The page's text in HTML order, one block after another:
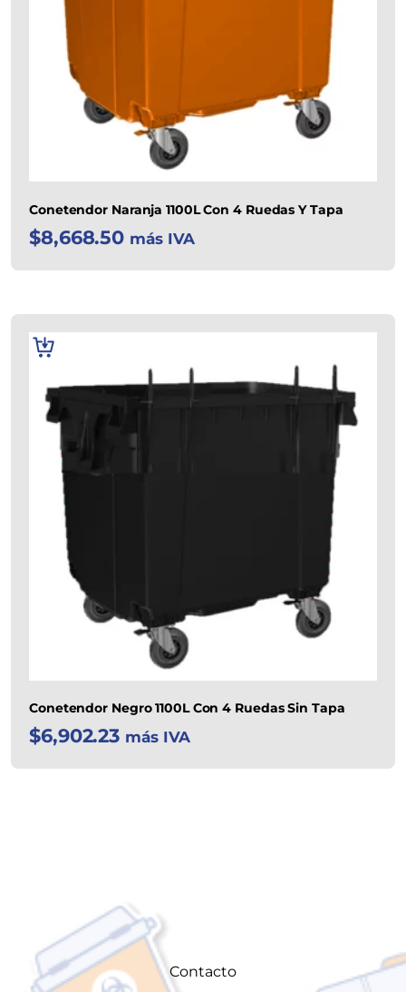
Conetendor Naranja 1100L Con 4 Ruedas Y Tapa
$8,668.50 más IVA
Conetendor Negro 1100L Con 4 Ruedas Sin Tapa
$6,902.23 más IVA
AÑADIR
AL
CARRITO
Contacto